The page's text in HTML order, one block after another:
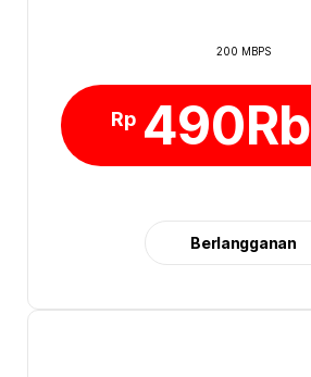
200 MBPS
Rp 490Rb
Berlangganan